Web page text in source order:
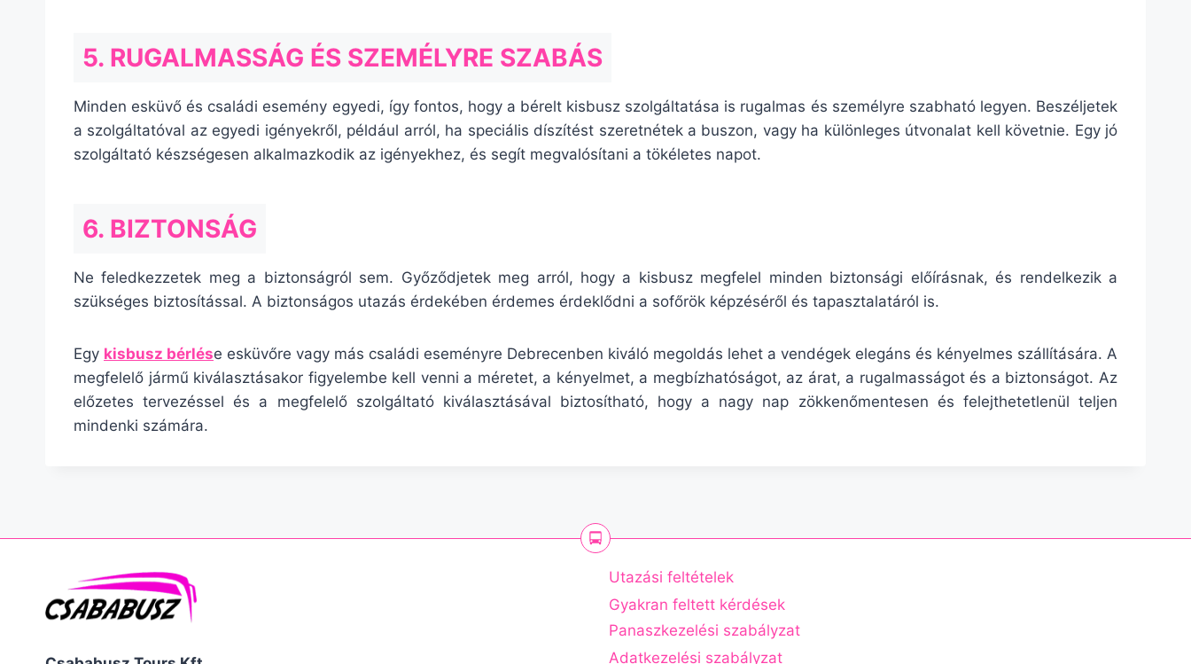
5. RUGALMASSÁG ÉS SZEMÉLYRE SZABÁS
Minden esküvő és családi esemény egyedi, így fontos, hogy a bérelt kisbusz szolgáltatása is rugalmas és személyre szabható legyen. Beszéljetek
a szolgáltatóval az egyedi igényekről, például arról, ha speciális díszítést szeretnétek a buszon, vagy ha különleges útvonalat kell követnie. Egy jó
szolgáltató készségesen alkalmazkodik az igényekhez, és segít megvalósítani a tökéletes napot.
6. BIZTONSÁG
Ne feledkezzetek meg a biztonságról sem. Győződjetek meg arról, hogy a kisbusz megfelel minden biztonsági előírásnak, és rendelkezik a
szükséges biztosítással. A biztonságos utazás érdekében érdemes érdeklődni a sofőrök képzéséről és tapasztalatáról is.
Egy kisbusz bérlése esküvőre vagy más családi eseményre Debrecenben kiváló megoldás lehet a vendégek elegáns és kényelmes szállítására. A
megfelelő jármű kiválasztásakor figyelembe kell venni a méretet, a kényelmet, a megbízhatóságot, az árat, a rugalmasságot és a biztonságot. Az
előzetes tervezéssel és a megfelelő szolgáltató kiválasztásával biztosítható, hogy a nagy nap zökkenőmentesen és felejthetetlenül teljen
mindenki számára.
Utazási feltételek
Gyakran feltett kérdések
Panaszkezelési szabályzat
Adatkezelési szabályzat